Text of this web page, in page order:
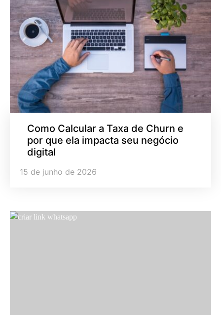
Como Calcular a Taxa de Churn e
por que ela impacta seu negócio
digital
15 de junho de 2026